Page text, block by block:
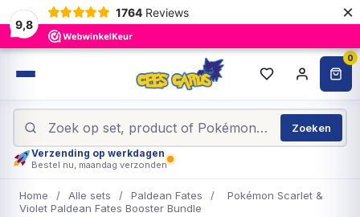
9,8
1764 Reviews ×
0
Zoeken
Verzending op werkdagen
Bestel nu, maandag verzonden
Home / Alle sets / Paldean Fates /
Pokémon Scarlet &
Violet Paldean Fates Booster Bundle